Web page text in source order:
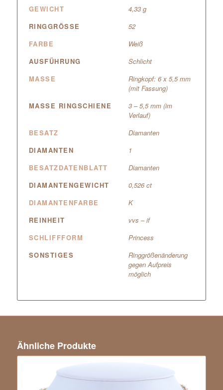
GEWICHT
4,33 g
RINGGRÖSSE
52
FARBE
Weiß
AUSFÜHRUNG
Schlicht
MASSE
Ringkopf: 6 x 5,5 mm
(mit Fassung)
MASSE RINGSCHIENE
3 – 5,5 mm (im
Verlauf)
BESATZ
Diamanten
DIAMANTEN
1
BESATZDATENBLATT
Diamanten
DIAMANTENGEWICHT
0,526 ct
DIAMANTENFARBE
K
REINHEIT
vvs – if
SCHLIFFFORM
Princess
SONSTIGES
Ringgrößenänderung
gegen Aufpreis
möglich
Ähnliche Produkte